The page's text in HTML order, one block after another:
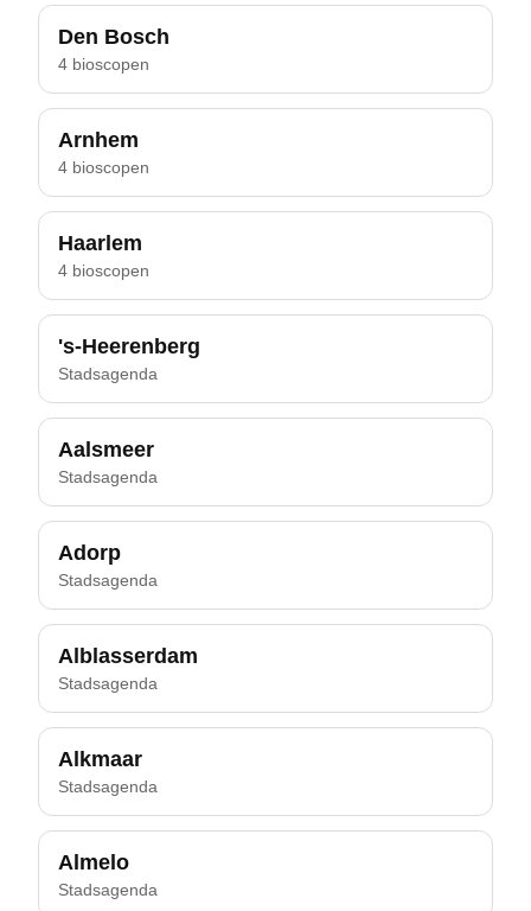
Den Bosch
4 bioscopen
Arnhem
4 bioscopen
Haarlem
4 bioscopen
's-Heerenberg
Stadsagenda
Aalsmeer
Stadsagenda
Adorp
Stadsagenda
Alblasserdam
Stadsagenda
Alkmaar
Stadsagenda
Almelo
Stadsagenda